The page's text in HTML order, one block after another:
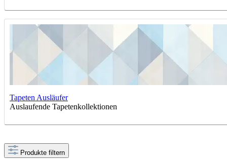
Tapeten Ausläufer
Auslaufende Tapetenkollektionen
Produkte filtern